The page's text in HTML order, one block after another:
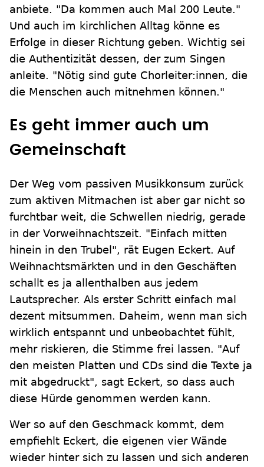
anbiete. "Da kommen auch Mal 200 Leute."
Und auch im kirchlichen Alltag könne es
Erfolge in dieser Richtung geben. Wichtig sei
die Authentizität dessen, der zum Singen
anleite. "Nötig sind gute Chorleiter:innen, die
die Menschen auch mitnehmen können."
Es geht immer auch um
Gemeinschaft
Der Weg vom passiven Musikkonsum zurück
zum aktiven Mitmachen ist aber gar nicht so
furchtbar weit, die Schwellen niedrig, gerade
in der Vorweihnachtszeit. "Einfach mitten
hinein in den Trubel", rät Eugen Eckert. Auf
Weihnachtsmärkten und in den Geschäften
schallt es ja allenthalben aus jedem
Lautsprecher. Als erster Schritt einfach mal
dezent mitsummen. Daheim, wenn man sich
wirklich entspannt und unbeobachtet fühlt,
mehr riskieren, die Stimme frei lassen. "Auf
den meisten Platten und CDs sind die Texte ja
mit abgedruckt", sagt Eckert, so dass auch
diese Hürde genommen werden kann.
Wer so auf den Geschmack kommt, dem
empfiehlt Eckert, die eigenen vier Wände
wieder hinter sich zu lassen und sich anderen